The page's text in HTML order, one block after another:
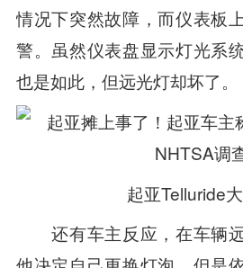
情况下突然故障，而仪表板
警。虽然仪表盘显示灯光系
也是如此，但远光灯却坏了。
起亚Telluride
还有车主反应，在车辆远